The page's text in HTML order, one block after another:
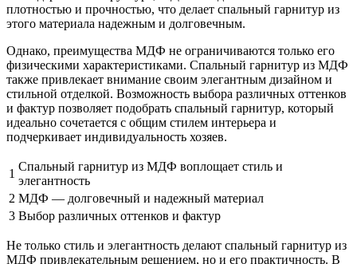
плотностью и прочностью, что делает спальный гарнитур из
этого материала надежным и долговечным.
Однако, преимущества МДФ не ограничиваются только его
физическими характеристиками. Спальный гарнитур из МДФ
также привлекает внимание своим элегантным дизайном и
стильной отделкой. Возможность выбора различных оттенков
и фактур позволяет подобрать спальный гарнитур, который
идеально сочетается с общим стилем интерьера и
подчеркивает индивидуальность хозяев.
1
Спальный гарнитур из МДФ воплощает стиль и
элегантность
2 МДФ — долговечный и надежный материал
3 Выбор различных оттенков и фактур
Не только стиль и элегантность делают спальный гарнитур из
МДФ привлекательным решением, но и его практичность. В